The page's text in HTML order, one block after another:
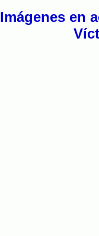
Imágenes en